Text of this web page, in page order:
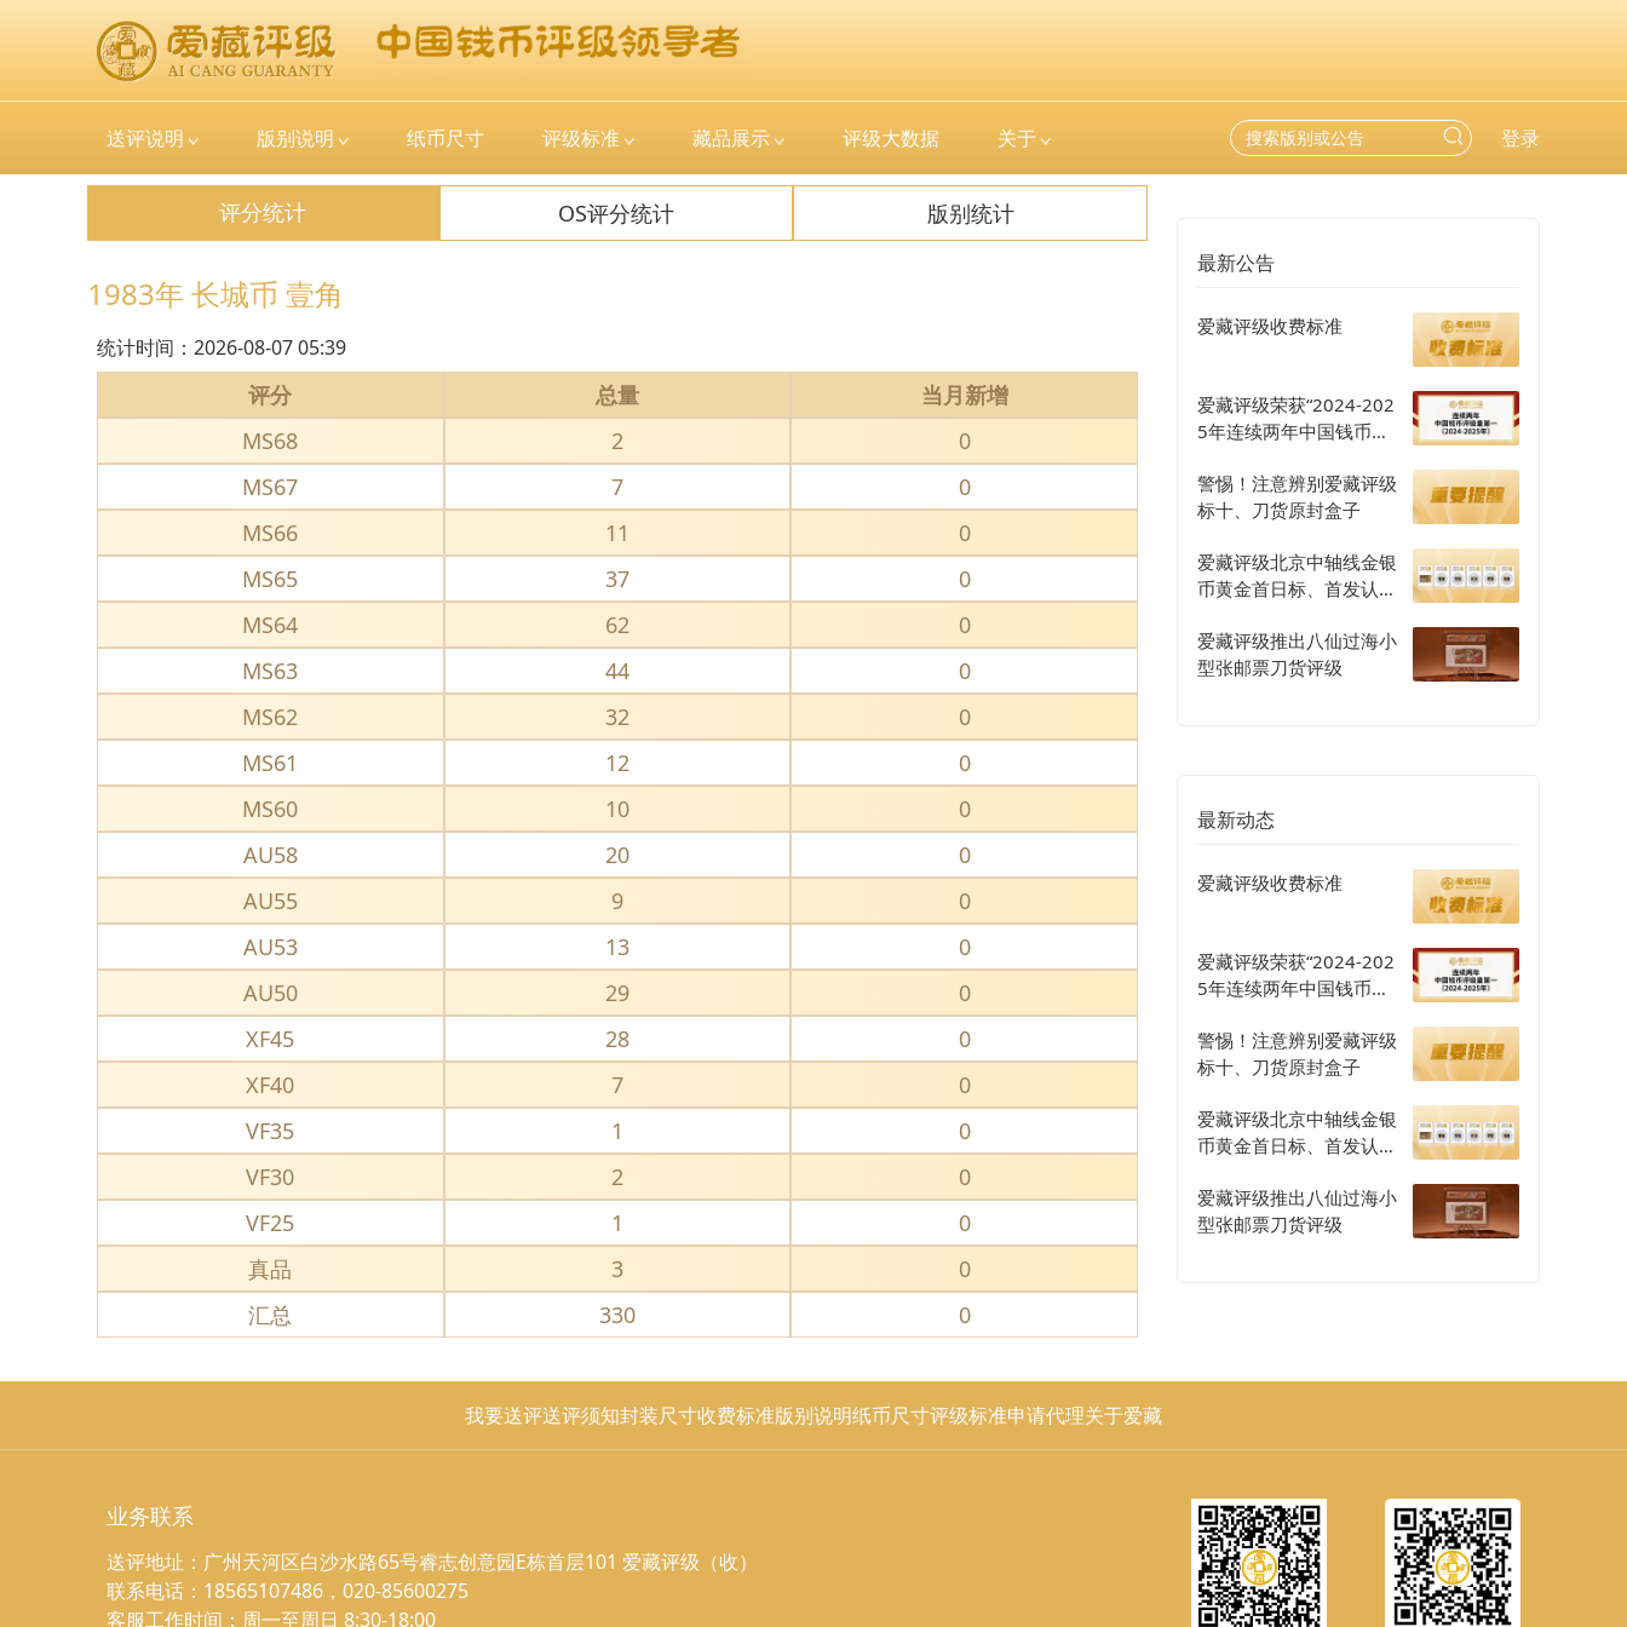
送评说明 版别说明 纸币尺寸 评级标准 藏品展示 评级大数据 关于 登录
评分统计 OS评分统计 版别统计
1983年 长城币 壹角
统计时间： 2026-08-07 05:39
评分 总量
当月新增
MS68
2
0
MS67
7
0
MS66
11
0
MS65
37
0
MS64
62
0
MS63
44
0
MS62
32
0
MS61
12
0
MS60
10
0
AU58
20
0
AU55
9
0
AU53
13
0
AU50
29
0
XF45
28
0
XF40
7
0
VF35
1
0
VF30
2
0
VF25
1
0
真品
3
0
汇总
330 0
最新公告
爱藏评级收费标准
爱藏评级荣获“2024-202
5年连续两年中国钱币评
警惕！注意辨别爱藏评级
标十、刀货原封盒子
爱藏评级北京中轴线金银
币黄金首日标、首发认证
爱藏评级推出八仙过海小
型张邮票刀货评级
最新动态
爱藏评级收费标准
爱藏评级荣获“2024-202
5年连续两年中国钱币评
警惕！注意辨别爱藏评级
标十、刀货原封盒子
爱藏评级北京中轴线金银
币黄金首日标、首发认证
爱藏评级推出八仙过海小
型张邮票刀货评级
我要送评送评须知封装尺寸收费标准版别说明纸币尺寸评级标准申请代理关于爱藏
业务联系
送评地址：广州天河区白沙水路65号睿志创意园E栋首层101 爱藏评级（收）
联系电话：18565107486，020-85600275
客服工作时间：周一至周日 8:30-18:00